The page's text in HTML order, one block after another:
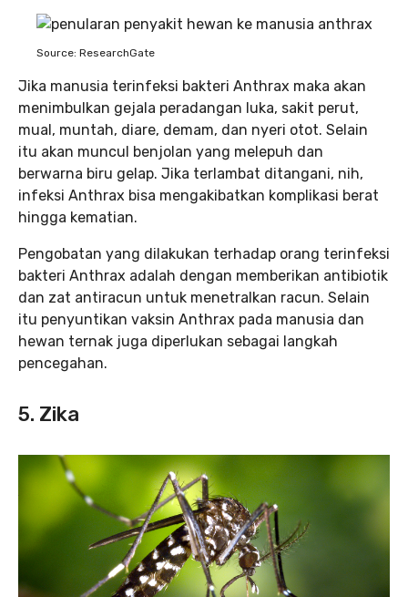
Source: ResearchGate
Jika manusia terinfeksi bakteri Anthrax maka akan
menimbulkan gejala peradangan luka, sakit perut,
mual, muntah, diare, demam, dan nyeri otot. Selain
itu akan muncul benjolan yang melepuh dan
berwarna biru gelap. Jika terlambat ditangani, nih,
infeksi Anthrax bisa mengakibatkan komplikasi berat
hingga kematian.
Pengobatan yang dilakukan terhadap orang terinfeksi
bakteri Anthrax adalah dengan memberikan antibiotik
dan zat antiracun untuk menetralkan racun. Selain
itu penyuntikan vaksin Anthrax pada manusia dan
hewan ternak juga diperlukan sebagai langkah
pencegahan.
5. Zika